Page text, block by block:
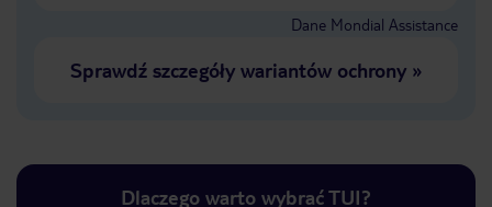
Dane Mondial Assistance
Sprawdź szczegóły wariantów ochrony»
Dlaczego warto wybrać TUI?